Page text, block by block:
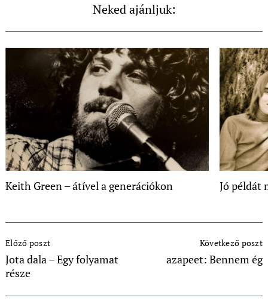
Neked ajánljuk:
Keith Green – átível a generációkon Jó példát
Navigation
Előző poszt
Jota dala – Egy folyamat
része
Következő poszt
azapeet: Bennem ég